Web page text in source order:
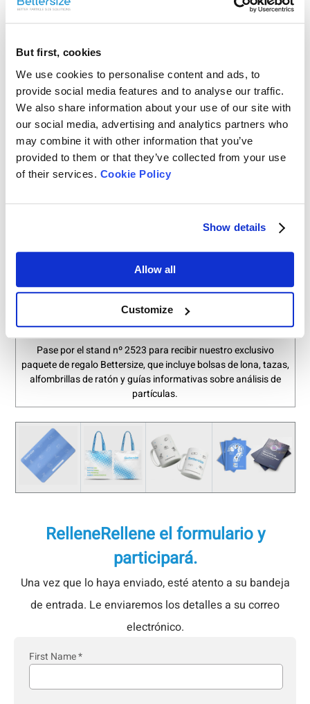
But first, cookies
We use cookies to personalise content and ads, to
provide social media features and to analyse our traffic.
We also share information about your use of our site with
our social media, advertising and analytics partners who
may combine it with other information that you’ve
provided to them or that they’ve collected from your use
of their services. Cookie Policy
Show details
Allow all
Customize
ellos con nuestro equipo de EE. UU. y encontrar juntos la
solución adecuada.
Sorteo de premios: Gane una cafetera
Keurig
enviando el formulario para
ganador será notificado por
Paquete de regalo exclusivo de Bettersize
Pase por el stand nº 2523 para recibir nuestro exclusivo
paquete de regalo Bettersize, que incluye bolsas de lona, tazas,
alfombrillas de ratón y guías informativas sobre análisis de
partículas.
RelleneRellene el formulario y
participará.
Una vez que lo haya enviado, esté atento a su bandeja
de entrada. Le enviaremos los detalles a su correo
electrónico.
First Name*